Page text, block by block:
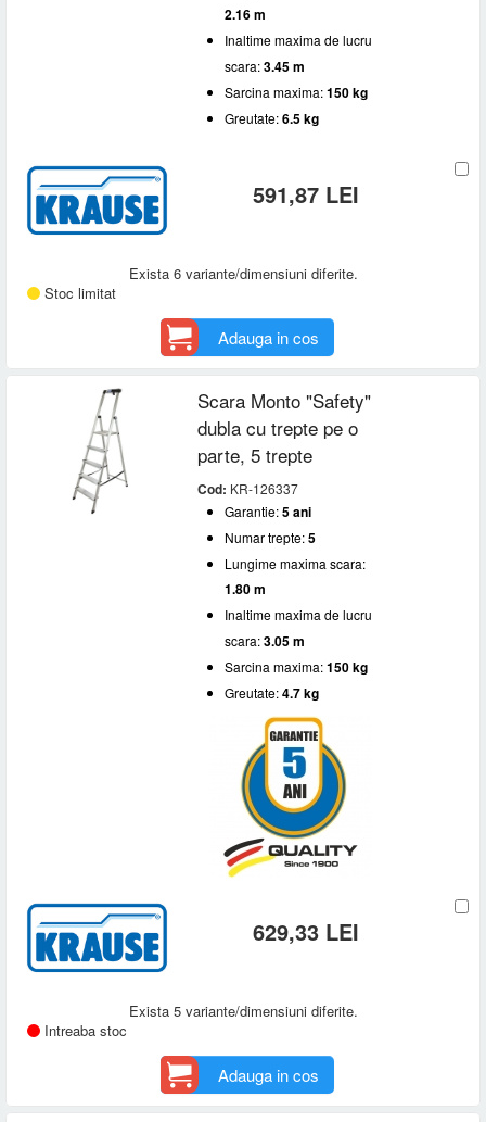
2.16 m
Inaltime maxima de lucru
scara:3.45 m
Sarcina maxima:150 kg
Greutate:6.5 kg
591,87 LEI
Exista 6 variante/dimensiuni diferite.
Stoc limitat
Adauga in cos
Scara Monto "Safety"
dubla cu trepte pe o
parte, 5 trepte
Cod: KR-126337
Garantie:5 ani
Numar trepte:5
Lungime maxima scara:
1.80 m
Inaltime maxima de lucru
scara:3.05 m
Sarcina maxima:150 kg
Greutate:4.7 kg
629,33 LEI
Exista 5 variante/dimensiuni diferite.
Intreaba stoc
Adauga in cos